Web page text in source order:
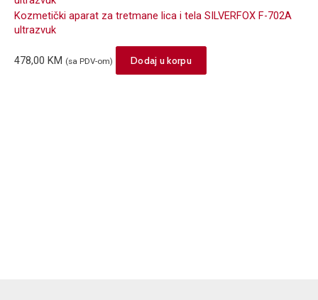
Kozmetički aparat za tretmane lica i tela SILVERFOX F-702A
ultrazvuk
478,00 KM (sa PDV-om) Dodaj u korpu